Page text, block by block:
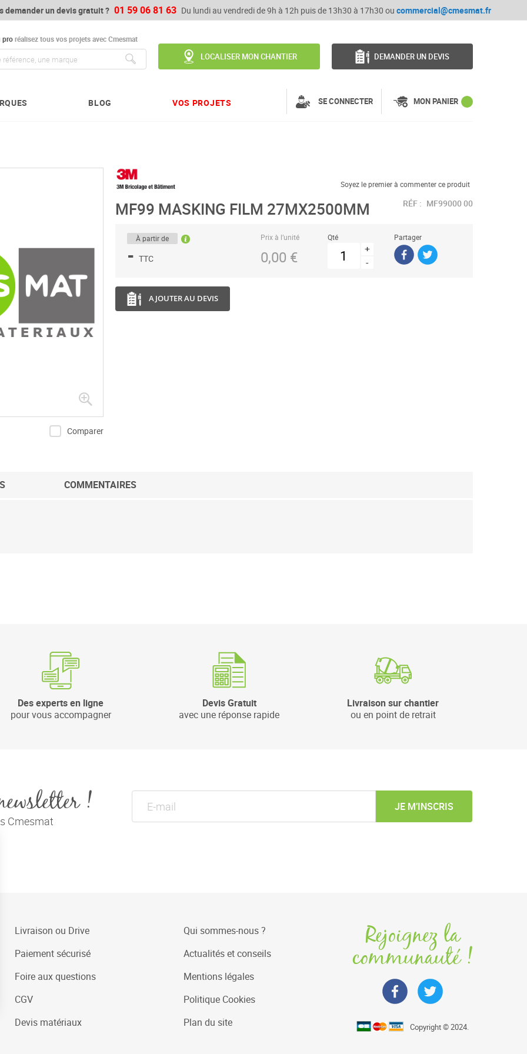
demander un devis gratuit ? 01 59 06 81 63 Du lundi au vendredi de 9h à 12h puis de 13h30 à 17h30 ou commercial@cmesmat.fr
proréalisez tous vos projets avec Cmesmat
LOCALISER MON CHANTIER DEMANDER UN DEVIS
BLOG VOS PROJETS SE CONNECTER MON PANIER
Comparer
Soyez le premier à commenter ce produit
MF99 MASKING FILM 27MX2500MM RÉF : MF99000 00
À partir de
- TTC
Prix à l’unité
0,00 €
Qté
+
-
Partager
AJOUTER AU DEVIS
COMMENTAIRES
Des experts en ligne
pour vous accompagner
Devis Gratuit
avec une réponse rapide
Livraison sur chantier
ou en point de retrait
!
Cmesmat
JE M’INSCRIS
Livraison ou Drive
Paiement sécurisé
Foire aux questions
CGV
Devis matériaux
Qui sommes-nous ?
Actualités et conseils
Mentions légales
Politique Cookies
Plan du site
Rejoignez la
communauté !
Copyright © 2024.